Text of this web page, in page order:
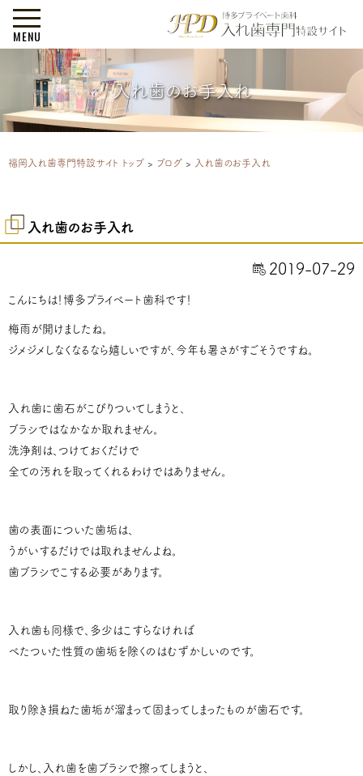
MENU
入れ歯のお手入れ
福岡入れ歯専門特設サイト トップ > ブログ > 入れ歯のお手入れ
入れ歯のお手入れ
2019-07-29
こんにちは！博多プライベート歯科です！
梅雨が開けましたね。
ジメジメしなくなるなら嬉しいですが、今年も暑さがすごそうですね。
入れ歯に歯石がこびりついてしまうと、
ブラシではなかなか取れません。
洗浄剤は、つけておくだけで
全ての汚れを取ってくれるわけではありません。
歯の表面についた歯垢は、
うがいするだけでは取れませんよね。
歯ブラシでこする必要があります。
入れ歯も同様で、多少はこすらなければ
べたついた性質の歯垢を除くのはむずかしいのです。
取り除き損ねた歯垢が溜まって固まってしまったものが歯石です。
しかし、入れ歯を歯ブラシで擦ってしまうと、